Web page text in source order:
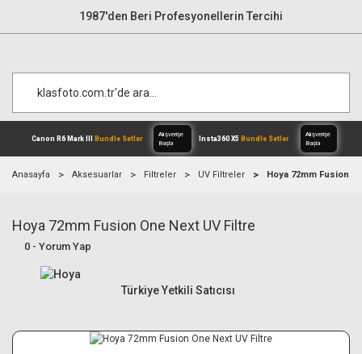
1987'den Beri Profesyonellerin Tercihi
Canon R6 Mark IIIBundle Setler
Anasayfa Aksesuarlar Filtreler UV Filtreler Hoya 72mm Fusion
Hoya 72mm Fusion One Next UV Filtre
0 - Yorum Yap
Türkiye Yetkili Satıcısı